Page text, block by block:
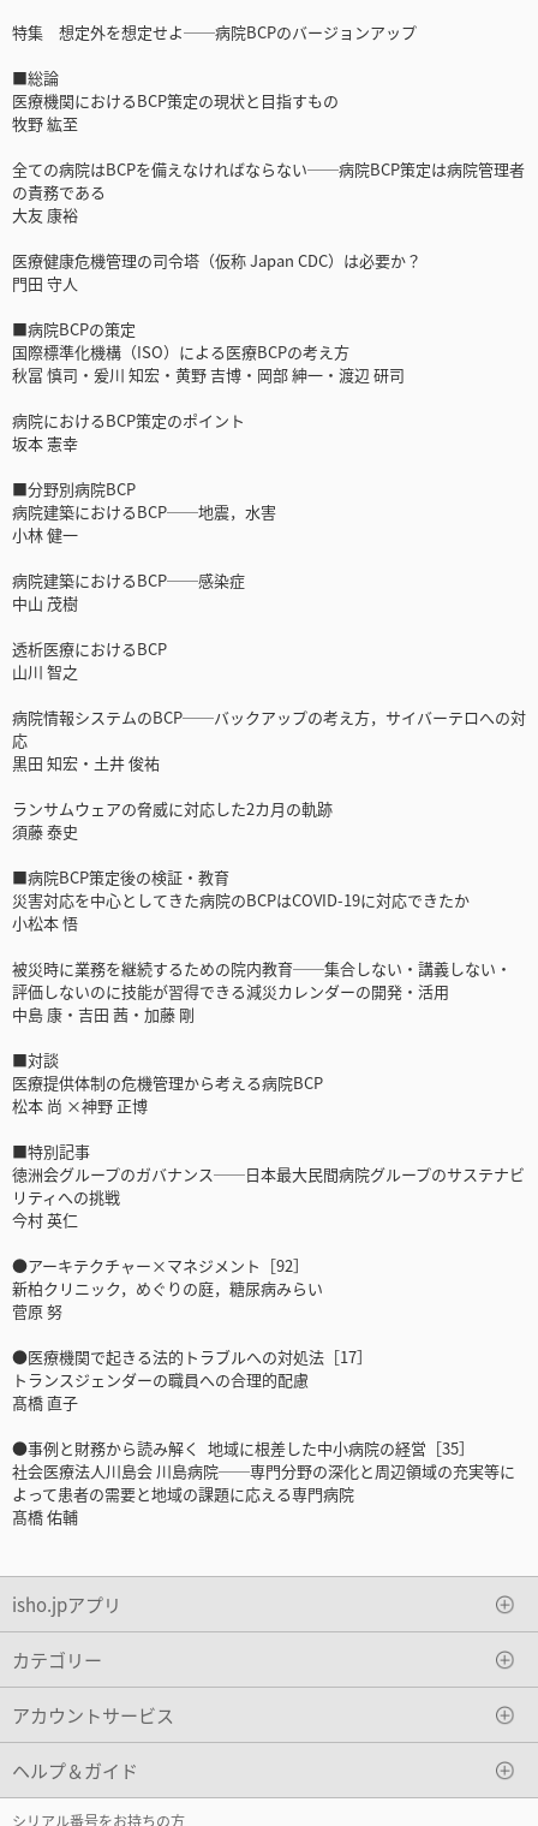
特集 想定外を想定せよ──病院BCPのバージョンアップ
■総論
医療機関におけるBCP策定の現状と目指すもの
牧野 紘至
全ての病院はBCPを備えなければならない──病院BCP策定は病院管理者
の責務である
大友 康裕
医療健康危機管理の司令塔（仮称 Japan CDC）は必要か？
門田 守人
■病院BCPの策定
国際標準化機構（ISO）による医療BCPの考え方
秋冨 慎司・爰川 知宏・黄野 吉博・岡部 紳一・渡辺 研司
病院におけるBCP策定のポイント
坂本 憲幸
■分野別病院BCP
病院建築におけるBCP──地震，水害
小林 健一
病院建築におけるBCP──感染症
中山 茂樹
透析医療におけるBCP
山川 智之
病院情報システムのBCP──バックアップの考え方，サイバーテロへの対
応
黒田 知宏・土井 俊祐
ランサムウェアの脅威に対応した2カ月の軌跡
須藤 泰史
■病院BCP策定後の検証・教育
災害対応を中心としてきた病院のBCPはCOVID-19に対応できたか
小松本 悟
被災時に業務を継続するための院内教育──集合しない・講義しない・
評価しないのに技能が習得できる減災カレンダーの開発・活用
中島 康・吉田 茜・加藤 剛
■対談
医療提供体制の危機管理から考える病院BCP
松本 尚 ×神野 正博
■特別記事
徳洲会グループのガバナンス──日本最大民間病院グループのサステナビ
リティへの挑戦
今村 英仁
●アーキテクチャー×マネジメント［92］
新柏クリニック，めぐりの庭，糖尿病みらい
菅原 努
●医療機関で起きる法的トラブルへの対処法［17］
トランスジェンダーの職員への合理的配慮
髙橋 直子
●事例と財務から読み解く 地域に根差した中小病院の経営［35］
社会医療法人川島会 川島病院──専門分野の深化と周辺領域の充実等に
よって患者の需要と地域の課題に応える専門病院
髙橋 佑輔
isho.jpアプリ
カテゴリー
アカウントサービス
ヘルプ＆ガイド
シリアル番号をお持ちの方